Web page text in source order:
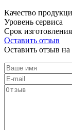
Качество
Уровень сервиса
Срок изготовления
Оставить отзыв
Оставить отзыв